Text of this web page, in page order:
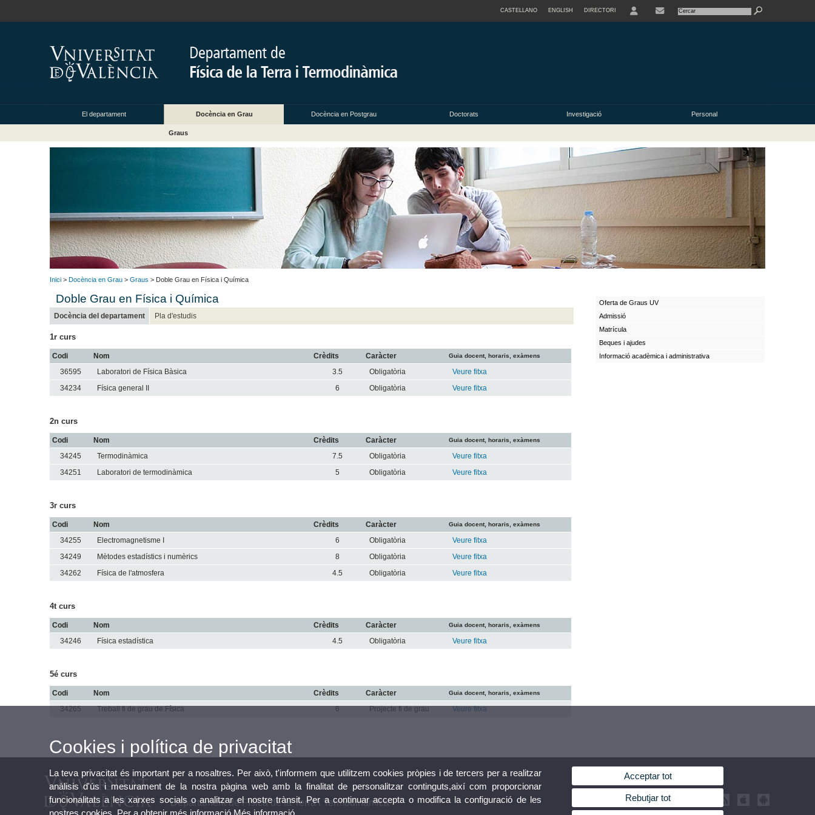
CASTELLANO ENGLISH DIRECTORI
El departament Docència en Grau Docència en Postgrau Doctorats Investigació Personal
Graus
Inici > Docència en Grau > Graus > Doble Grau en Física i Química
Doble Grau en Física i Química
Docència del departament Pla d'estudis
1r curs
Codi Nom Crèdits Caràcter Guia docent, horaris, exàmens
36595 Laboratori de Física Bàsica 3.5 Obligatòria
Veure fitxa
34234
Física general II 6 Obligatòria Veure fitxa
2n curs
Codi Nom Crèdits Caràcter Guia docent, horaris, exàmens
34245 Termodinàmica 7.5 Obligatòria
Veure fitxa
34251
Laboratori de termodinàmica 5 Obligatòria Veure fitxa
3r curs
Codi Nom Crèdits Caràcter Guia docent, horaris, exàmens
34255 Electromagnetisme I 6 Obligatòria
Veure fitxa
34249
Mètodes estadístics i numèrics 8 Obligatòria
Veure fitxa
34262
Física de l'atmosfera 4.5 Obligatòria Veure fitxa
4t curs
Codi Nom Crèdits Caràcter Guia docent, horaris, exàmens
34246 Física estadística 4.5 Obligatòria Veure fitxa
5é curs
Codi Nom Crèdits Caràcter Guia docent, horaris, exàmens
34265 Treball fi de grau de Física 6 Projecte fi de grau Veure fitxa
Oferta de Graus UV
Admissió
Matrícula
Beques i ajudes
Informació acadèmica i administrativa
Departament de Física de la Terra i Termodinàmica
Cookies i política de privacitat
La teva privacitat és important per a nosaltres. Per això, t'informem que utilitzem cookies pròpies i de tercers per a realitzar
anàlisis d'ús i mesurament de la nostra pàgina web amb la finalitat de personalitzar continguts,així com proporcionar
funcionalitats a les xarxes socials o analitzar el nostre trànsit. Per a continuar accepta o modifica la configuració de les
nostres cookies. Per a obtenir més informació Més informació
Acceptar tot
Rebutjar tot